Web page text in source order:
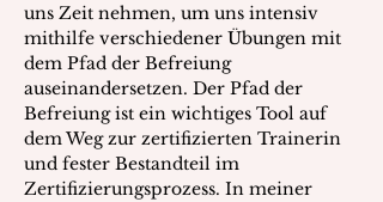
uns Zeit nehmen, um uns intensiv
mithilfe verschiedener Übungen mit
dem Pfad der Befreiung
auseinandersetzen. Der Pfad der
Befreiung ist ein wichtiges Tool auf
dem Weg zur zertifizierten Trainerin
und fester Bestandteil im
Zertifizierungsprozess. In meiner